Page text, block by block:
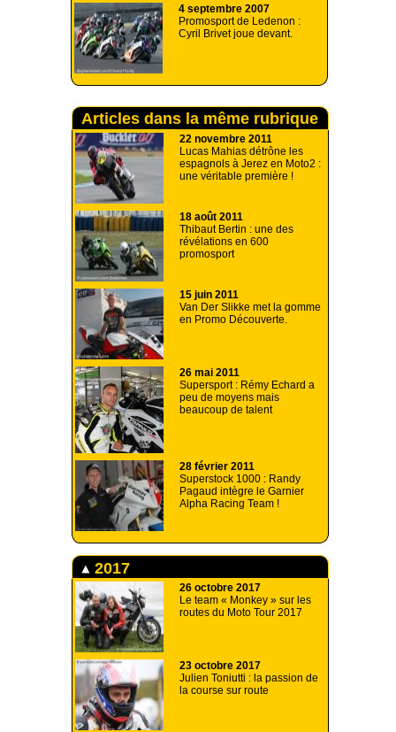
4 septembre 2007
Promosport de Ledenon :
Cyril Brivet joue devant.
Articles dans la même rubrique
22 novembre 2011
Lucas Mahias détrône les
espagnols à Jerez en Moto2 :
une véritable première !
18 août 2011
Thibaut Bertin : une des
révélations en 600
promosport
15 juin 2011
Van Der Slikke met la gomme
en Promo Découverte.
26 mai 2011
Supersport : Rémy Echard a
peu de moyens mais
beaucoup de talent
28 février 2011
Superstock 1000 : Randy
Pagaud intègre le Garnier
Alpha Racing Team !
2017
26 octobre 2017
Le team « Monkey » sur les
routes du Moto Tour 2017
23 octobre 2017
Julien Toniutti : la passion de
la course sur route